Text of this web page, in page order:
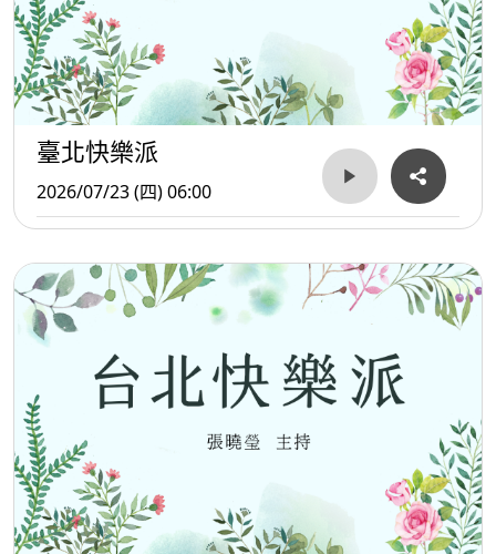
臺北快樂派
2026/07/23 (四) 06:00